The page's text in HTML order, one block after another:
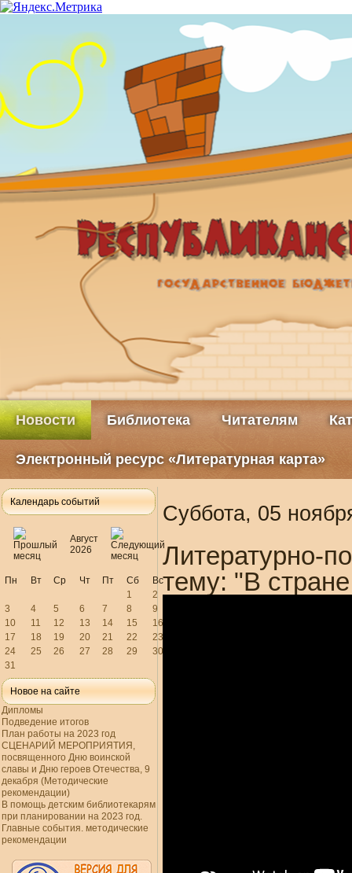
Новости Библиотека Читателям
Электронный ресурс «Литературная карта»
Календарь событий
Август
2026
Пн Вт Ср Чт Пт Сб
Вс
1
2
3
4 5 6 7 8
9
10
11 12 13 14 15
16
17
18 19 20 21 22
23
24
25 26 27 28 29
30
31
Новое на сайте
Дипломы
Подведение итогов
План работы на 2023 год
СЦЕНАРИЙ МЕРОПРИЯТИЯ,
посвященного Дню воинской
славы и Дню героев Отечества, 9
декабря (Методические
рекомендации)
В помощь детским библиотекарям
при планировании на 2023 год.
Главные события. методические
рекомендации
Суббота, 05
Литературно-
тему: "В